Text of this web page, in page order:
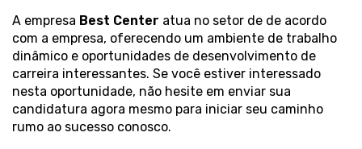
A empresa Best Center atua no setor de de acordo
com a empresa, oferecendo um ambiente de trabalho
dinâmico e oportunidades de desenvolvimento de
carreira interessantes. Se você estiver interessado
nesta oportunidade, não hesite em enviar sua
candidatura agora mesmo para iniciar seu caminho
rumo ao sucesso conosco.